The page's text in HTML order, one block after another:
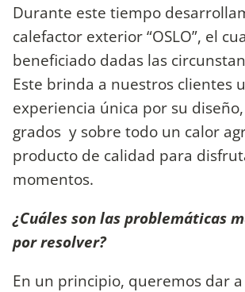
Durante este tiempo
calefactor exterior “OSLO”, el
beneficiado dadas las
Este brinda a nuestros clientes
experiencia única por su
grados y sobre todo un calor
producto de calidad para
momentos.
¿Cuáles son las problemáticas
por resolver?
En un principio, queremos dar